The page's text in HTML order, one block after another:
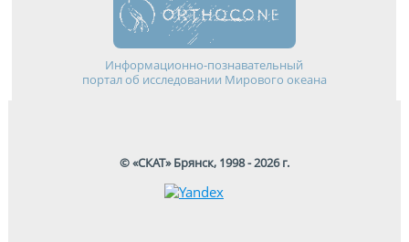
Информационно-познавательный
портал об исследовании Мирового океана
© «СКАТ» Брянск, 1998 - 2026 г.